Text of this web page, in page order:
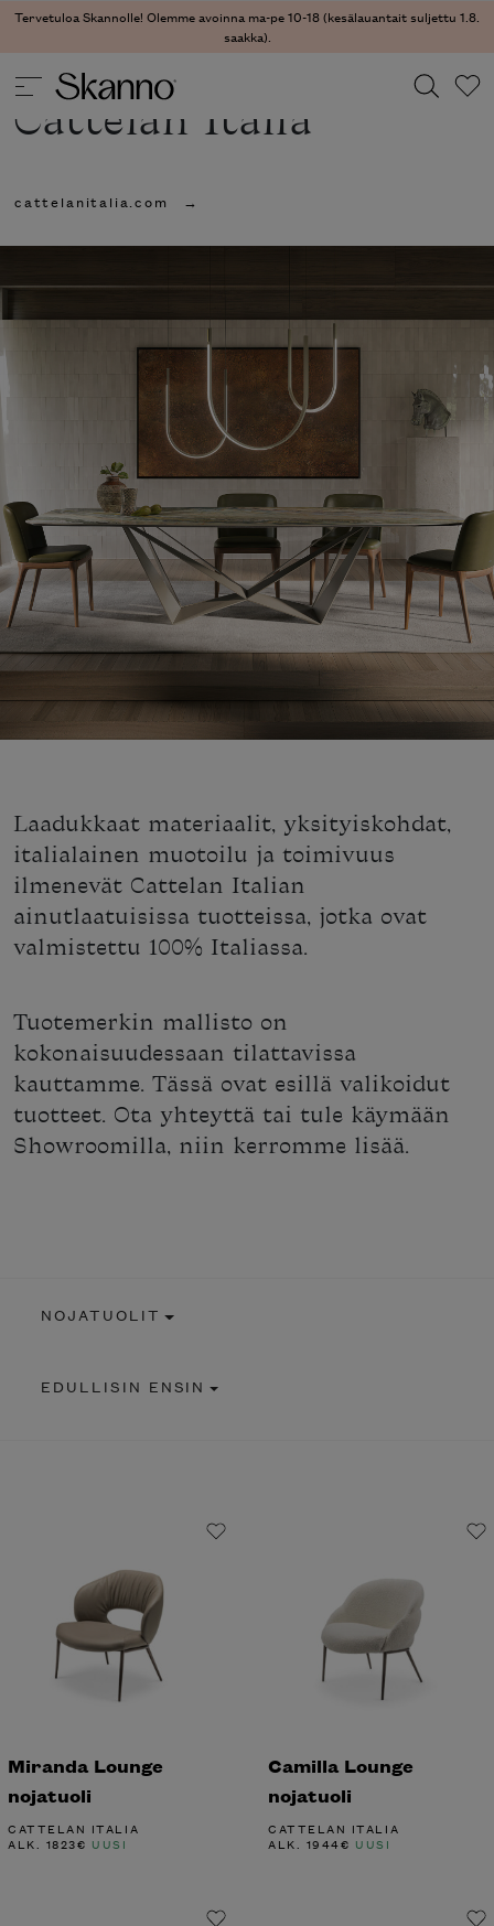
Tervetuloa Skannolle! Olemme avoinna ma-pe 10-18 (kesälauantait suljettu 1.8.
saakka).
Type 2 or more characters for results.
Cattelan Italia
cattelanitalia.com
Laadukkaat materiaalit, yksityiskohdat,
italialainen muotoilu ja toimivuus
ilmenevät Cattelan Italian
ainutlaatuisissa tuotteissa, jotka ovat
valmistettu 100% Italiassa.
Tuotemerkin mallisto on
kokonaisuudessaan tilattavissa
kauttamme. Tässä ovat esillä valikoidut
tuotteet. Ota yhteyttä tai tule käymään
Showroomilla, niin kerromme lisää.
NOJATUOLIT
EDULLISIN ENSIN
Miranda Lounge
nojatuoli
CATTELAN ITALIA
ALK. 1823€ UUSI
Camilla Lounge
nojatuoli
CATTELAN ITALIA
ALK. 1944€ UUSI